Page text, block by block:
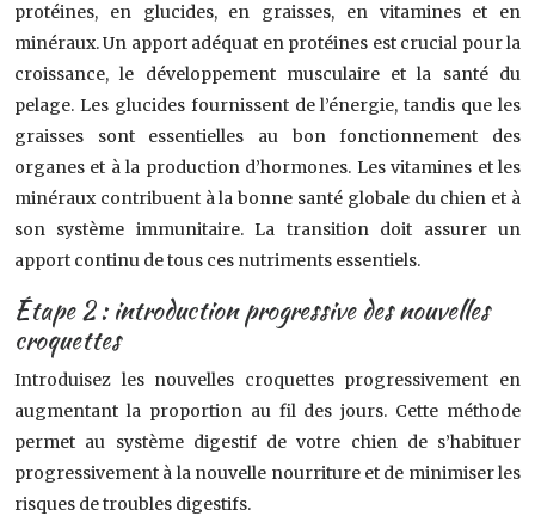
protéines, en glucides, en graisses, en vitamines et en
minéraux. Un apport adéquat en protéines est crucial pour la
croissance, le développement musculaire et la santé du
pelage. Les glucides fournissent de l’énergie, tandis que les
graisses sont essentielles au bon fonctionnement des
organes et à la production d’hormones. Les vitamines et les
minéraux contribuent à la bonne santé globale du chien et à
son système immunitaire. La transition doit assurer un
apport continu de tous ces nutriments essentiels.
Étape 2 : introduction progressive des nouvelles
croquettes
Introduisez les nouvelles croquettes progressivement en
augmentant la proportion au fil des jours. Cette méthode
permet au système digestif de votre chien de s’habituer
progressivement à la nouvelle nourriture et de minimiser les
risques de troubles digestifs.